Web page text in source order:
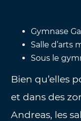
Gymnase
Salle d’arts
Sous le
Bien qu’elles
et dans des
Andreas, les